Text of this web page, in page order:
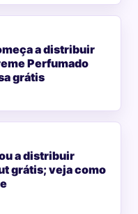
a distribuir
Perfumado
grátis
a distribuir
grátis; veja como